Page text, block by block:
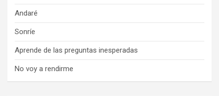
Andaré
Sonríe
Aprende de las preguntas inesperadas
No voy a rendirme